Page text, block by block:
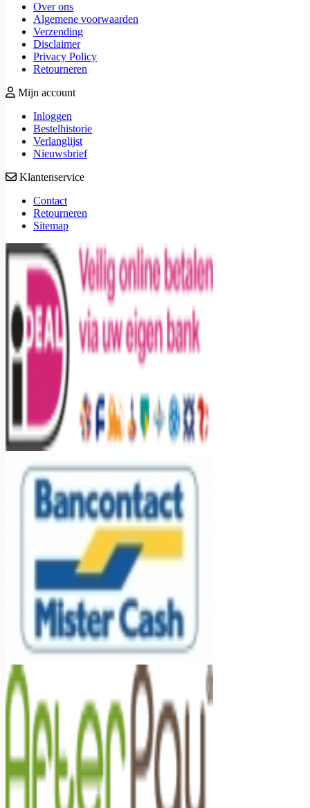
Over ons
Algemene voorwaarden
Verzending
Disclaimer
Privacy Policy
Retourneren
Mijn account
Inloggen
Bestelhistorie
Verlanglijst
Nieuwsbrief
Klantenservice
Contact
Retourneren
Sitemap